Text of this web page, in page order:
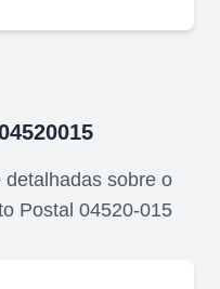
sobre o
Postal 04520-015